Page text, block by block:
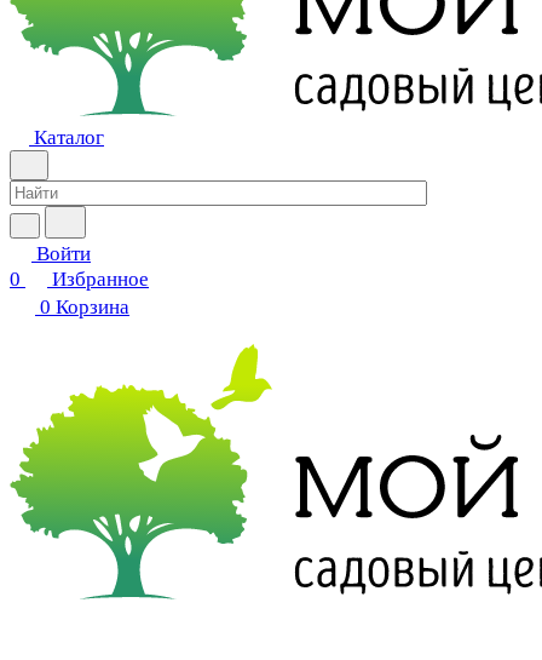
Каталог
Войти
0
Избранное
0 Корзина